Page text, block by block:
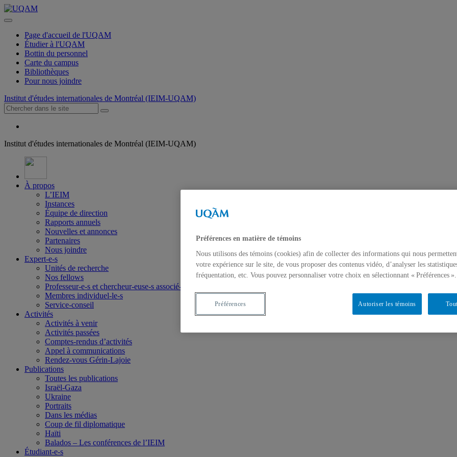
Page d'accueil de l'UQAM
Étudier à l'UQAM
Bottin du personnel
Carte du campus
Bibliothèques
Pour nous joindre
Institut d'études internationales de Montréal (IEIM-UQAM)
Institut d'études internationales de Montréal (IEIM-UQAM)
À propos
L’IEIM
Instances
Équipe de direction
Rapports annuels
Nouvelles et annonces
Partenaires
Nous joindre
Expert-e-s
Unités de recherche
Nos fellows
Professeur-e-s et chercheur-euse-s associé-e-s
Membres individuel-le-s
Service-conseil
Activités
Activités à venir
Activités passées
Comptes-rendus d’activités
Appel à communications
Rendez-vous Gérin-Lajoie
Publications
Toutes les publications
Israël-Gaza
Ukraine
Portraits
Dans les médias
Coup de fil diplomatique
Haïti
Balados – Les conférences de l’IEIM
Étudiant-e-s
Préférences en matière de témoins
Nous utilisons des témoins (cookies) afin de collecter des informations qui nous
votre expérience sur le site, de vous proposer des contenus vidéo, d’analyser les
fréquentation, etc. Vous pouvez personnaliser votre choix en sélectionnant « Préférences ».
Autoriser les témoins
Préférences